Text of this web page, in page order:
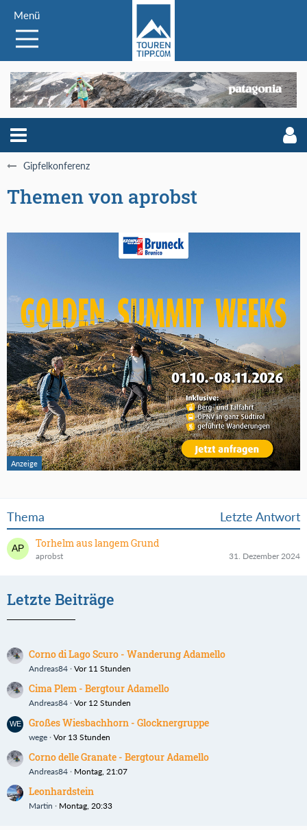
Menü
Gipfelkonferenz
Themen von aprobst
Thema Letzte Antwort
Torhelm aus langem Grund
aprobst 31. Dezember 2024
Letzte Beiträge
Corno di Lago Scuro - Wanderung Adamello
Andreas84 Vor 11 Stunden
Cima Plem - Bergtour Adamello
Andreas84 Vor 12 Stunden
Großes Wiesbachhorn - Glocknergruppe
wege Vor 13 Stunden
Corno delle Granate - Bergtour Adamello
Andreas84 Montag, 21:07
Leonhardstein
Martin Montag, 20:33